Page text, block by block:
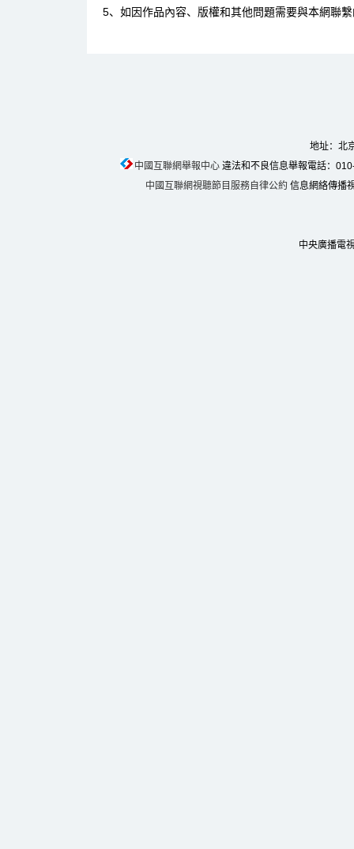
5、如因作品內容、版權和其他問題需要與本網聯
地址：北
中國互聯網舉報中心違法和不良信息舉報電話：
中國互聯網視聽節目服務自律公約 信息網絡傳播
中央廣播電